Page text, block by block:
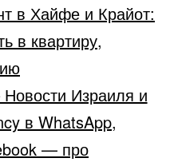
в Хайфе и Крайот:
в квартиру,
Новости Израиля и
в WhatsApp,
— про